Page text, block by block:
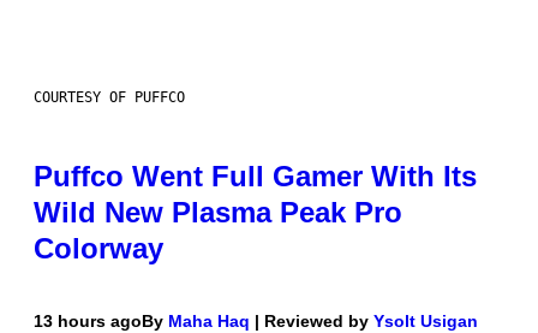
COURTESY OF PUFFCO
Puffco Went Full Gamer With Its
Wild New Plasma Peak Pro
Colorway
13 hours agoBy Maha Haq | Reviewed by Ysolt Usigan